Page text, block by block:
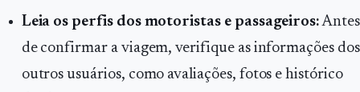
Leia os perfis dos motoristas e passageiros:Antes
de confirmar a viagem, verifique as informações dos
outros usuários, como avaliações, fotos e histórico